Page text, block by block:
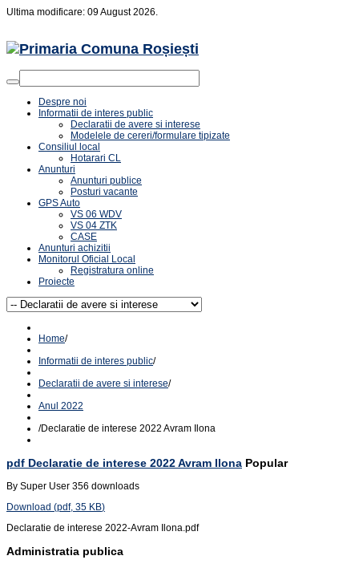
Ultima modificare: 09 August 2026.
Despre noi
Informatii de interes public
Declaratii de avere si interese
Modelele de cereri/formulare tipizate
Consiliul local
Hotarari CL
Anunturi
Anunturi publice
Posturi vacante
GPS Auto
VS 06 WDV
VS 04 ZTK
CASE
Anunturi achizitii
Monitorul Oficial Local
Registratura online
Proiecte
Home/
Informatii de interes public/
Declaratii de avere si interese/
Anul 2022
/Declaratie de interese 2022 Avram Ilona
pdf Declaratie de interese 2022 Avram Ilona Popular
By Super User 356 downloads
Download (pdf, 35 KB)
Declaratie de interese 2022-Avram Ilona.pdf
Administratia publica